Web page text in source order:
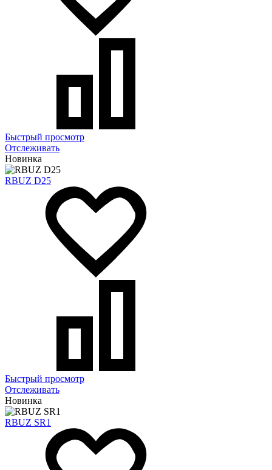
Быстрый просмотр
Отслеживать
Новинка
RBUZ D25
Быстрый просмотр
Отслеживать
Новинка
RBUZ SR1